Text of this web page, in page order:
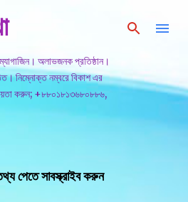
সামগ্রীতে চলে যান
ম্যাগাজিন। অলাভজনক প্রতিষ্ঠান।
নিম্নোক্ত নম্বরে বিকাশ এর
করুন; +৮৮০১৮১৩৬৮০৮৮৬,
পেতে সাবস্ক্রাইব করুন